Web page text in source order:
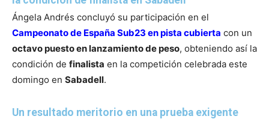
Ángela Andrés concluyó su participación en el
Campeonato de España Sub23 en pista cubierta con un
octavo puesto en lanzamiento de peso, obteniendo así la
condición de finalista en la competición celebrada este
domingo en Sabadell.
Un resultado meritorio en una prueba exigente